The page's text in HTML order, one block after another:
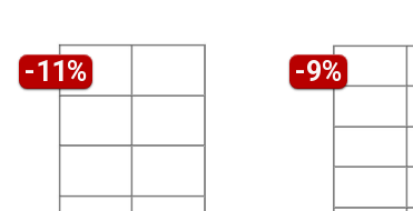
-11% -9%